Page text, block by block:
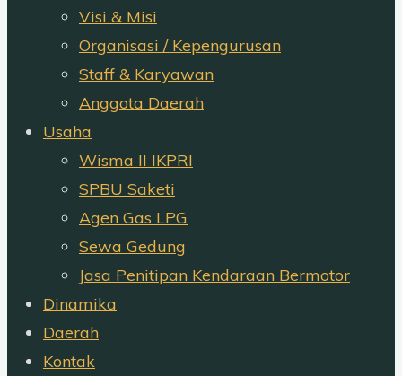
Visi & Misi
Organisasi / Kepengurusan
Staff & Karyawan
Anggota Daerah
Usaha
Wisma II IKPRI
SPBU Saketi
Agen Gas LPG
Sewa Gedung
Jasa Penitipan Kendaraan Bermotor
Dinamika
Daerah
Kontak